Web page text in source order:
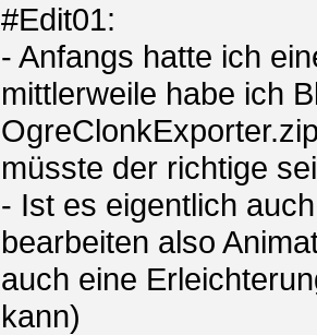
#Edit01:
- Anfangs hatte ich
mittlerweile habe ich
müsste der richtige
- Ist es eigentlich
bearbeiten also
auch eine
kann)